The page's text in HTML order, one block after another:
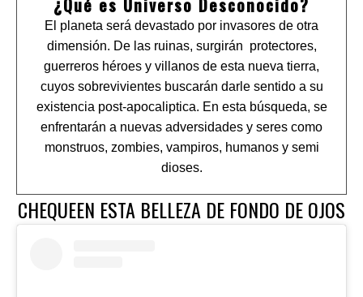
El planeta será devastado por invasores de otra
dimensión. De las ruinas, surgirán protectores,
guerreros héroes y villanos de esta nueva tierra,
cuyos sobrevivientes buscarán darle sentido a su
existencia post-apocaliptica. En esta búsqueda, se
enfrentarán a nuevas adversidades y seres como
monstruos, zombies, vampiros, humanos y semi
dioses.
CHEQUEEN ESTA BELLEZA DE FONDO DE OJOS